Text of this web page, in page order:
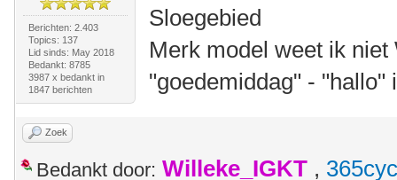
Berichten: 2.403
Topics: 137
Lid sinds: May 2018
Bedankt: 8785
3987 x bedankt in
1847 berichten
Sloegebied
Merk model weet ik niet
"goedemiddag" - "hallo"
Zoek
Bedankt door: Willeke_IGKT ,